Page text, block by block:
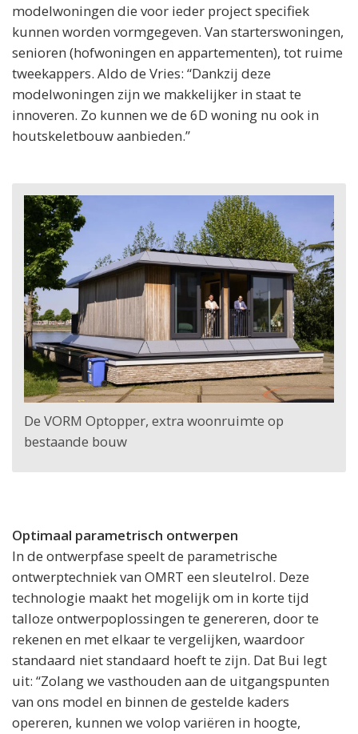
modelwoningen die voor ieder project specifiek
kunnen worden vormgegeven. Van starterswoningen,
senioren (hofwoningen en appartementen), tot ruime
tweekappers. Aldo de Vries: “Dankzij deze
modelwoningen zijn we makkelijker in staat te
innoveren. Zo kunnen we de 6D woning nu ook in
houtskeletbouw aanbieden.”
De VORM Optopper, extra woonruimte op
bestaande bouw
Optimaal parametrisch ontwerpen
In de ontwerpfase speelt de parametrische
ontwerptechniek van OMRT een sleutelrol. Deze
technologie maakt het mogelijk om in korte tijd
talloze ontwerpoplossingen te genereren, door te
rekenen en met elkaar te vergelijken, waardoor
standaard niet standaard hoeft te zijn. Dat Bui legt
uit: “Zolang we vasthouden aan de uitgangspunten
van ons model en binnen de gestelde kaders
opereren, kunnen we volop variëren in hoogte,